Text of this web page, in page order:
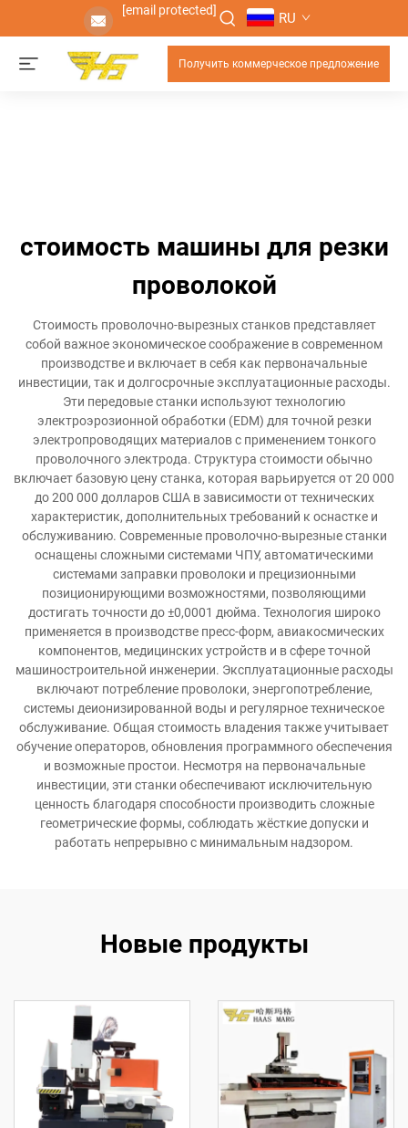
[email protected] RU
Получить коммерческое предложение
стоимость машины для резки
проволокой
Стоимость проволочно-вырезных станков представляет
собой важное экономическое соображение в современном
производстве и включает в себя как первоначальные
инвестиции, так и долгосрочные эксплуатационные расходы.
Эти передовые станки используют технологию
электроэрозионной обработки (EDM) для точной резки
электропроводящих материалов с применением тонкого
проволочного электрода. Структура стоимости обычно
включает базовую цену станка, которая варьируется от 20 000
до 200 000 долларов США в зависимости от технических
характеристик, дополнительных требований к оснастке и
обслуживанию. Современные проволочно-вырезные станки
оснащены сложными системами ЧПУ, автоматическими
системами заправки проволоки и прецизионными
позиционирующими возможностями, позволяющими
достигать точности до ±0,0001 дюйма. Технология широко
применяется в производстве пресс-форм, авиакосмических
компонентов, медицинских устройств и в сфере точной
машиностроительной инженерии. Эксплуатационные расходы
включают потребление проволоки, энергопотребление,
системы деионизированной воды и регулярное техническое
обслуживание. Общая стоимость владения также учитывает
обучение операторов, обновления программного обеспечения
и возможные простои. Несмотря на первоначальные
инвестиции, эти станки обеспечивают исключительную
ценность благодаря способности производить сложные
геометрические формы, соблюдать жёсткие допуски и
работать непрерывно с минимальным надзором.
Новые продукты